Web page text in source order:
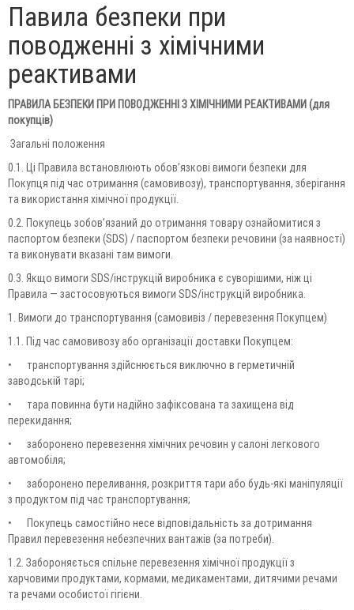
Павила безпеки при
поводженні з хімічними
реактивами
ПРАВИЛА БЕЗПЕКИ ПРИ ПОВОДЖЕННІ З ХІМІЧНИМИ РЕАКТИВАМИ (для
покупців)
Загальні положення
0.1. Ці Правила встановлюють обов’язкові вимоги безпеки для
Покупця під час отримання (самовивозу), транспортування, зберігання
та використання хімічної продукції.
0.2. Покупець зобов’язаний до отримання товару ознайомитися з
паспортом безпеки (SDS) / паспортом безпеки речовини (за наявності)
та виконувати вказані там вимоги.
0.3. Якщо вимоги SDS/інструкцій виробника є суворішими, ніж ці
Правила — застосовуються вимоги SDS/інструкцій виробника.
1. Вимоги до транспортування (самовивіз / перевезення Покупцем)
1.1. Під час самовивозу або організації доставки Покупцем:
•
транспортування здійснюється виключно в герметичній
заводській тарі;
•
тара повинна бути надійно зафіксована та захищена від
перекидання;
•
заборонено перевезення хімічних речовин у салоні легкового
автомобіля;
•
заборонено переливання, розкриття тари або будь-які маніпуляції
з продуктом під час транспортування;
•
Покупець самостійно несе відповідальність за дотримання
Правил перевезення небезпечних вантажів (за потреби).
1.2. Забороняється спільне перевезення хімічної продукції з
харчовими продуктами, кормами, медикаментами, дитячими речами
та речами особистої гігієни.